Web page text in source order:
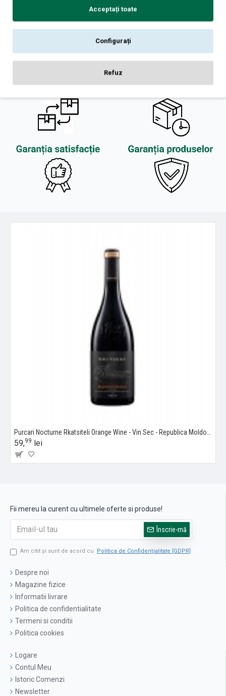
59,99 lei
Fii mereu la curent cu ultimele oferte si produse!
Înscrie-mă
Am citit şi sunt de acord cu Politica de Confidențialitate [GDPR]
Despre noi
Magazine fizice
Informatii livrare
Politica de confidentialitate
Termeni si conditii
Politica cookies
Logare
Contul Meu
Istoric Comenzi
Newsletter
Acceptați toate
Configurați
Refuz